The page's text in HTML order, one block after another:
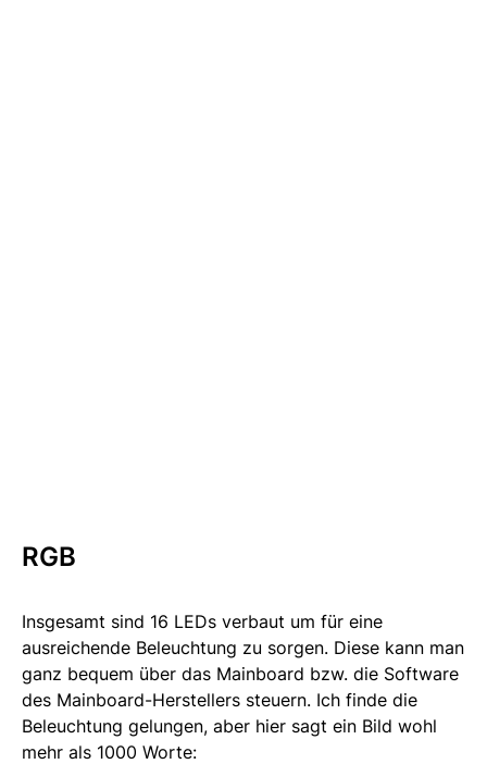
RGB
Insgesamt sind 16 LEDs verbaut um für eine
ausreichende Beleuchtung zu sorgen. Diese kann man
ganz bequem über das Mainboard bzw. die Software
des Mainboard-Herstellers steuern. Ich finde die
Beleuchtung gelungen, aber hier sagt ein Bild wohl
mehr als 1000 Worte: